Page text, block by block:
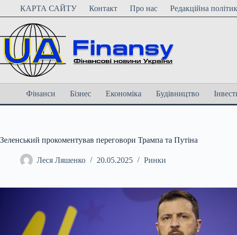
ПерейтиКАРТА САЙТУ Контакт Про нас Редакційна
Фінанси Бізнес Економіка Будівництво
Зеленський прокоментував переговори Трампа та Путіна
Леся Ляшенко 20.05.2025 Ринки